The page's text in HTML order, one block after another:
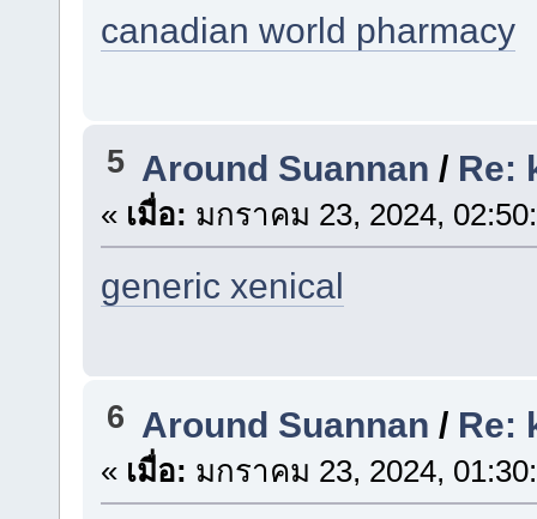
canadian world pharmacy
5 Around Suannan / Re:
« เมื่อ: มกราคม 23, 2024,
generic xenical
6 Around Suannan / Re:
« เมื่อ: มกราคม 23, 2024,